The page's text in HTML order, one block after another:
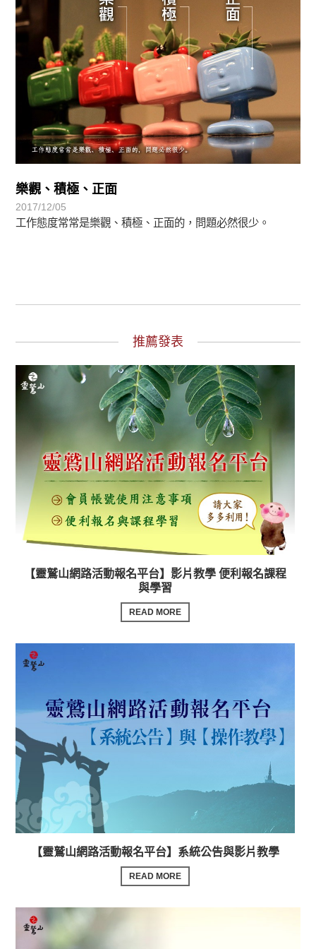
樂觀、積極、正面
2017/12/05
工作態度常常是樂觀、積極、正面的，問題必然很少。
推薦發表
【靈鷲山網路活動報名平台】影片教學 便利報名課程
與學習
READ MORE
【靈鷲山網路活動報名平台】系統公告與影片教學
READ MORE